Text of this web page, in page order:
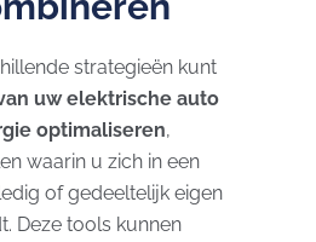
strategieën kunt
uw elektrische auto
optimaliseren,
waarin u zich in een
of gedeeltelijk eigen
Deze tools kunnen